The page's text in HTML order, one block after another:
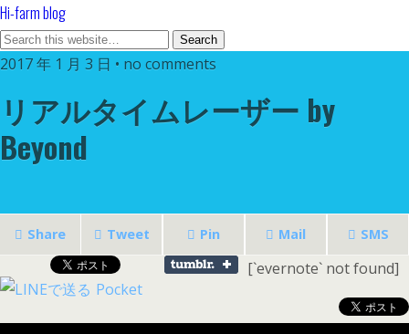
Hi-farm blog
2017 年 1 月 3 日 • no comments
リアルタイムレーザー by
Beyond
Share Tweet Pin Mail SMS
[`evernote` not found]
Pocket